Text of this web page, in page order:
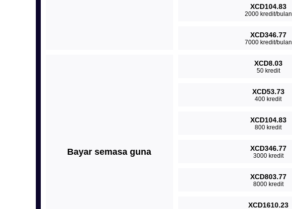
XCD104.83
2000 kredit/bulan
XCD346.77
7000 kredit/bulan
Bayar semasa guna
XCD8.03
50 kredit
XCD53.73
400 kredit
XCD104.83
800 kredit
XCD346.77
3000 kredit
XCD803.77
8000 kredit
XCD1610.23